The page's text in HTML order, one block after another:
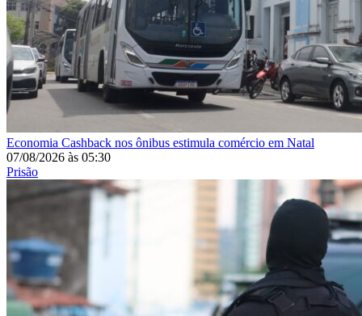
Economia Cashback nos ônibus estimula comércio em Natal
07/08/2026 às 05:30
Prisão